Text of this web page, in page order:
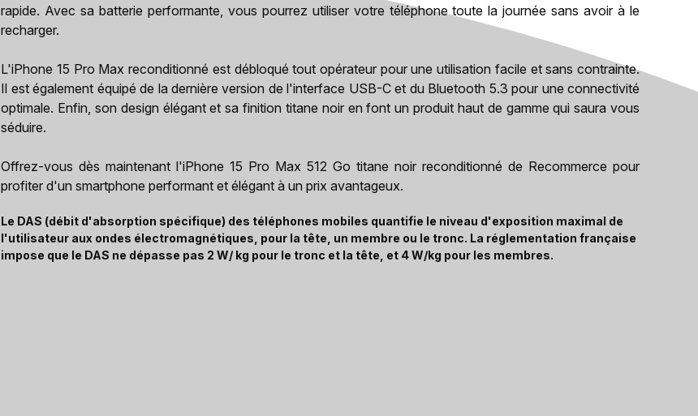
rapide. Avec sa batterie performante, vous pourrez utiliser votre téléphone toute la journée sans avoir à le
recharger.
L'iPhone 15 Pro Max reconditionné est débloqué tout opérateur pour une utilisation facile et sans contrainte.
Il est également équipé de la dernière version de l'interface USB-C et du Bluetooth 5.3 pour une connectivité
optimale. Enfin, son design élégant et sa finition titane noir en font un produit haut de gamme qui saura vous
séduire.
Offrez-vous dès maintenant l'iPhone 15 Pro Max 512 Go titane noir reconditionné de Recommerce pour
profiter d'un smartphone performant et élégant à un prix avantageux.
Le DAS (débit d'absorption spécifique) des téléphones mobiles quantifie le niveau d'exposition maximal de
l'utilisateur aux ondes électromagnétiques, pour la tête, un membre ou le tronc. La réglementation française
impose que le DAS ne dépasse pas 2 W/ kg pour le tronc et la tête, et 4 W/kg pour les membres.